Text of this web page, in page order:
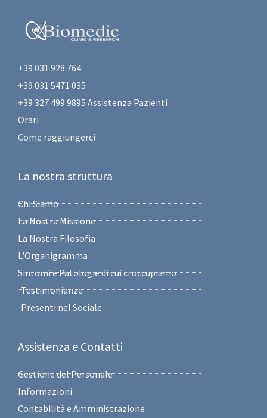
+39 031 928 764
+39 031 5471 035
+39 327 499 9895 Assistenza Pazienti
Orari
Come raggiungerci
La nostra struttura
Chi Siamo
La Nostra Missione
La Nostra Filosofia
L'Organigramma
Sintomi e Patologie di cui ci occupiamo
Testimonianze
Presenti nel Sociale
Assistenza e Contatti
Gestione del Personale
Informazioni
Contabilità e Amministrazione